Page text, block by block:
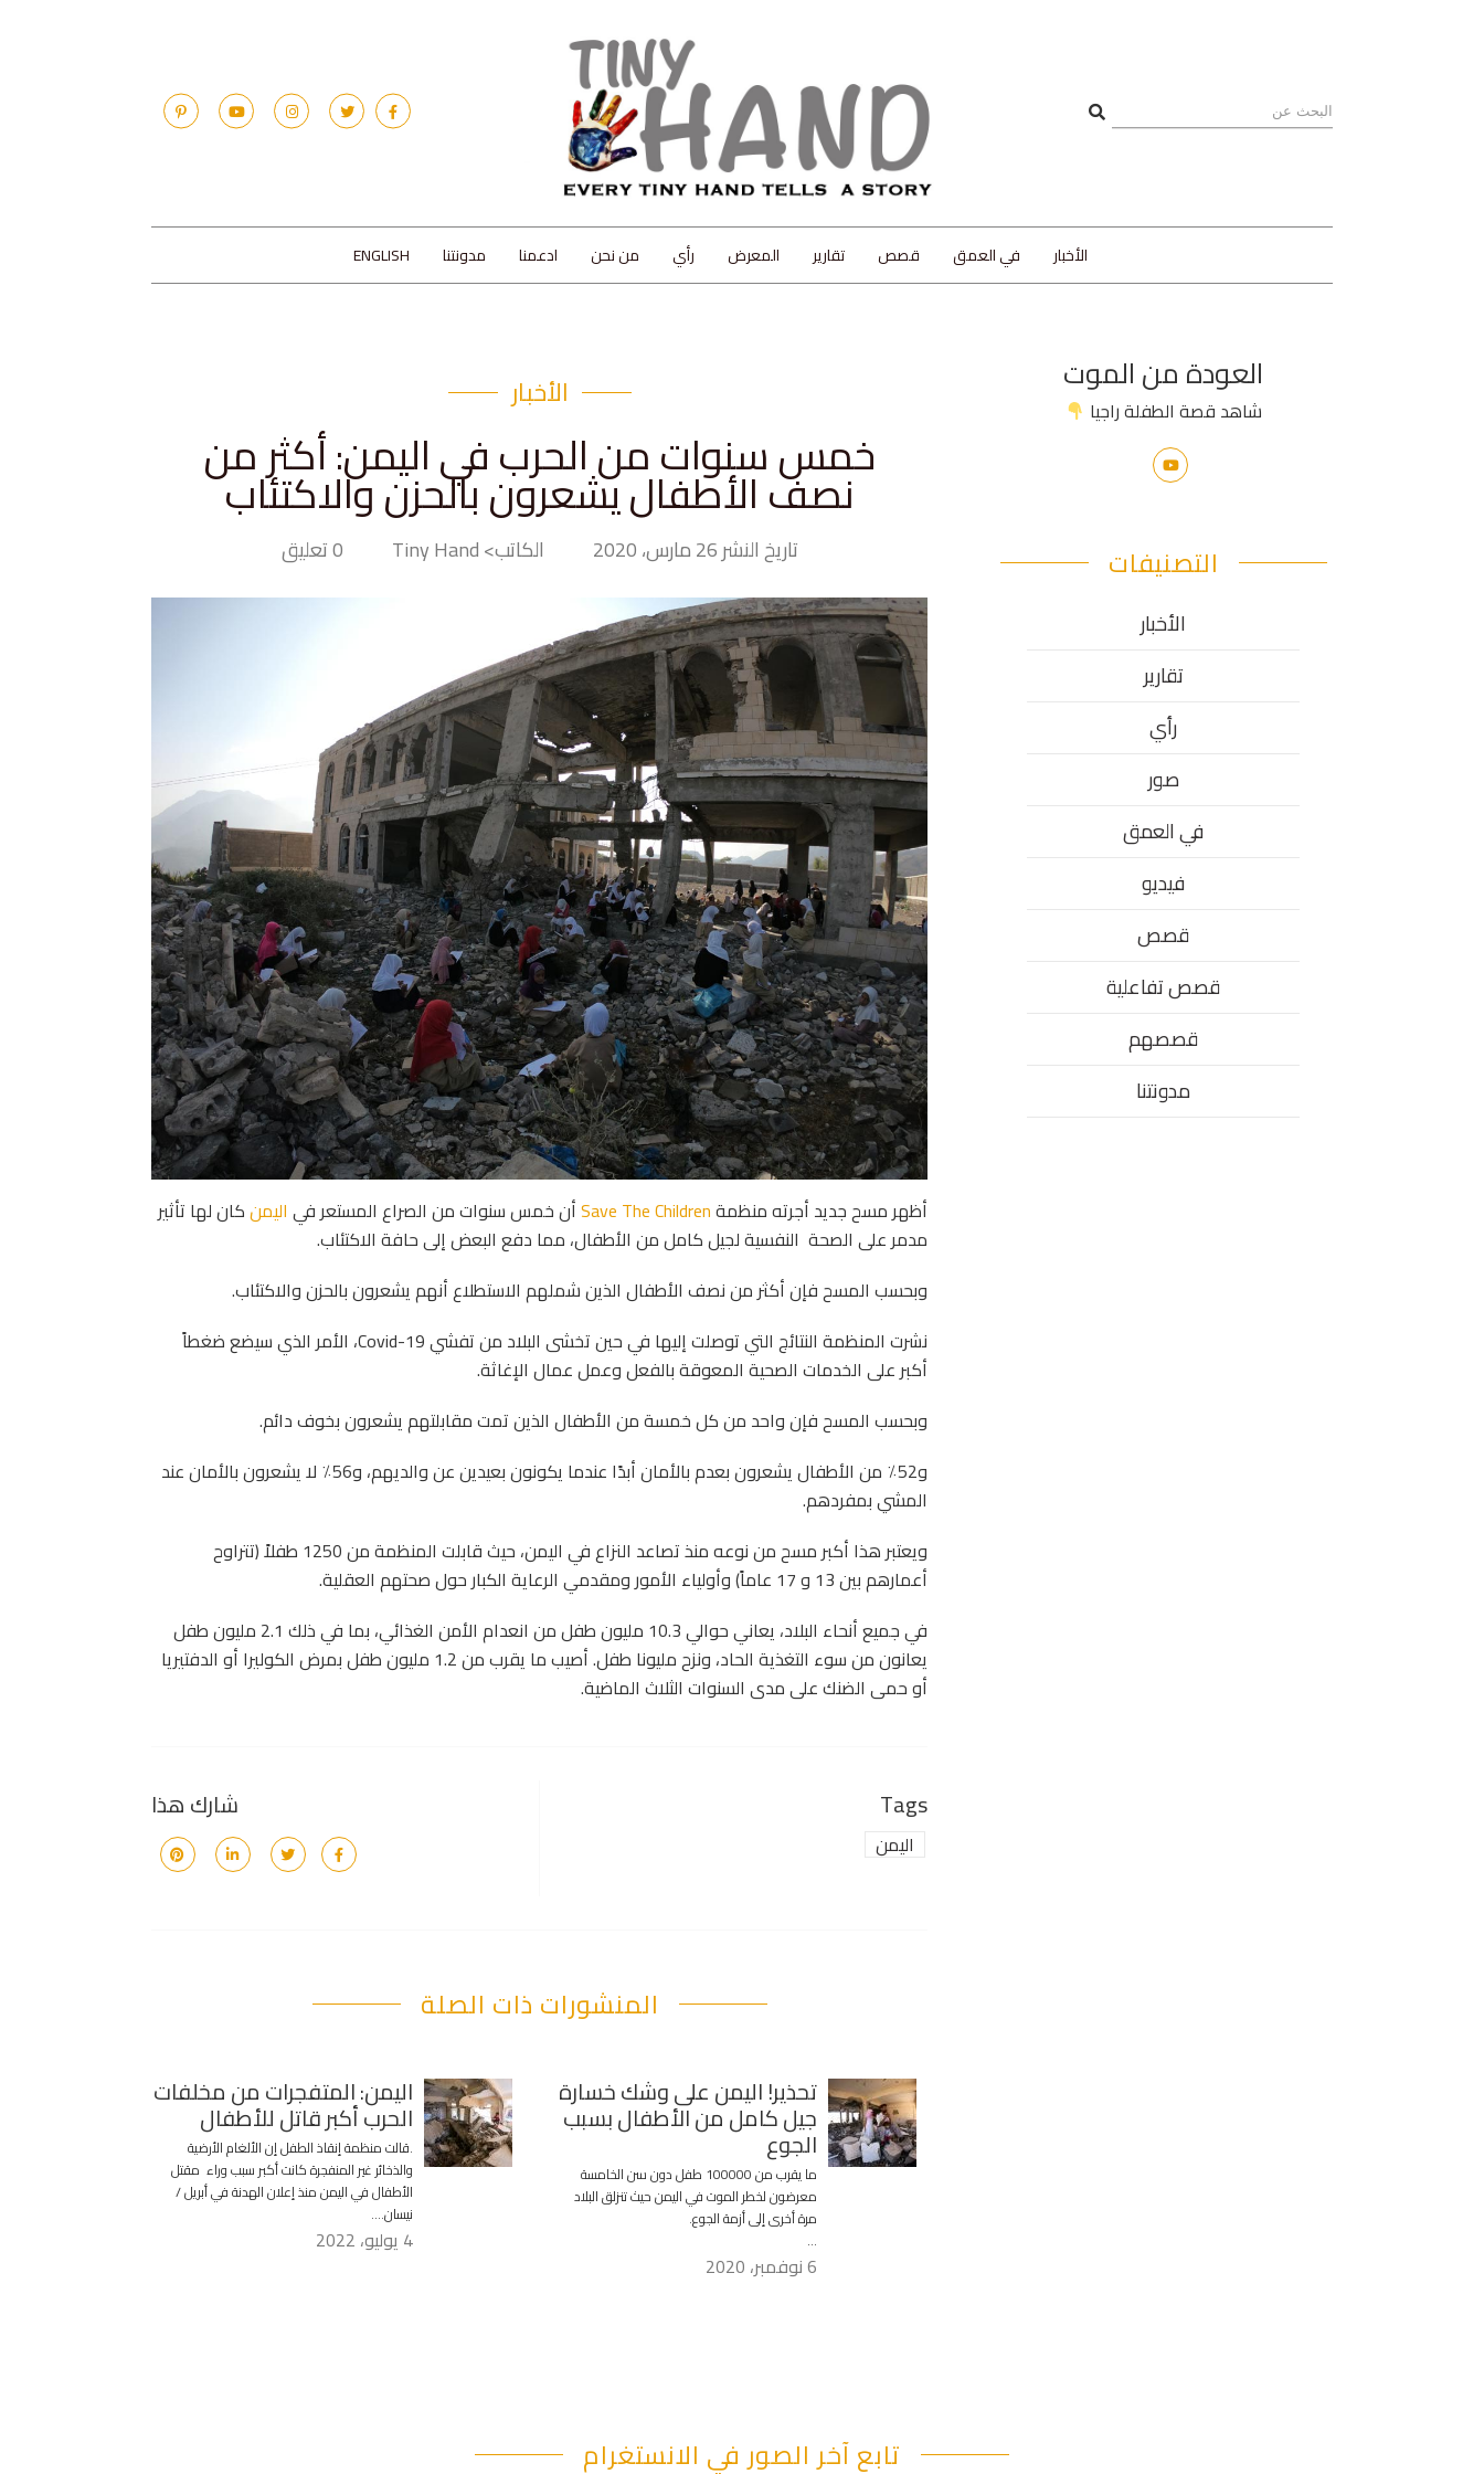
الأخبار في العمق قصص تقارير المعرض رأي من نحن ادعمنا مدونتنا ENGLISH
الأخبار
خمس سنوات من الحرب في اليمن: أكثر من
نصف الأطفال يشعرون بالحزن والاكتئاب
تاريخ النشر 26 مارس، 2020 الكاتب> Tiny Hand 0 تعليق
أظهر مسح جديد أجرته منظمةSave The Childrenأن خمس سنوات من الصراع المستعر في اليمنكان لها تأثير
مدمر على الصحة النفسية لجيل كامل من الأطفال، مما دفع البعض إلى حافة الاكتئاب.
وبحسب المسح فإن أكثر من نصف الأطفال الذين شملهم الاستطلاع أنهم يشعرون بالحزن والاكتئاب.
نشرت المنظمة النتائج التي توصلت إليها في حين تخشى البلاد من تفشي Covid-19، الأمر الذي سيضع ضغطاً
أكبر على الخدمات الصحية المعوقة بالفعل وعمل عمال الإغاثة.
وبحسب المسح فإن واحد من كل خمسة من الأطفال الذين تمت مقابلتهم يشعرون بخوف دائم.
و52٪ من الأطفال يشعرون بعدم بالأمان أبدًا عندما يكونون بعيدين عن والديهم، و56٪ لا يشعرون بالأمان عند
المشي بمفردهم.
ويعتبر هذا أكبر مسح من نوعه منذ تصاعد النزاع في اليمن، حيث قابلت المنظمة من 1250 طفلاً (تتراوح
أعمارهم بين 13 و 17 عاماً) وأولياء الأمور ومقدمي الرعاية الكبار حول صحتهم العقلية.
في جميع أنحاء البلاد، يعاني حوالي 10.3 مليون طفل من انعدام الأمن الغذائي، بما في ذلك 2.1 مليون طفل
يعانون من سوء التغذية الحاد، ونزح مليونا طفل. أصيب ما يقرب من 1.2 مليون طفل بمرض الكوليرا أو الدفتيريا
أو حمى الضنك على مدى السنوات الثلاث الماضية.
شارك هذا Tags
اليمن
المنشورات ذات الصلة
اليمن: المتفجرات من مخلفات
الحرب أكبر قاتل للأطفال
.قالت منظمة إنقاذ الطفل إن الألغام الأرضية
والذخائر غير المنفجرة كانت أكبر سبب وراء مقتل
الأطفال في اليمن منذ إعلان الهدنة في أبريل /
نيسان….
4 يوليو، 2022
تحذير! اليمن على وشك خسارة
جيل كامل من الأطفال بسبب
الجوع
ما يقرب من 100000 طفل دون سن الخامسة
معرضون لخطر الموت في اليمن حيث تنزلق البلاد
مرة أخرى إلى أزمة الجوع.
…
6 نوفمبر، 2020
العودة من الموت
شاهد قصة الطفلة راجيا
التصنيفات
الأخبار
تقارير
رأي
صور
في العمق
فيديو
قصص
قصص تفاعلية
قصصهم
مدونتنا
تابع آخر الصور في الانستغرام